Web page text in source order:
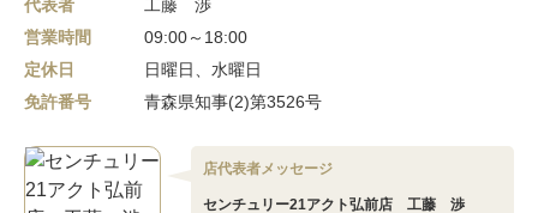
代表者
工藤 渉
営業時間
09:00～18:00
定休日
日曜日、水曜日
免許番号
青森県知事(2)第3526号
店代表者メッセージ
センチュリー21アクト弘前店 工藤 渉